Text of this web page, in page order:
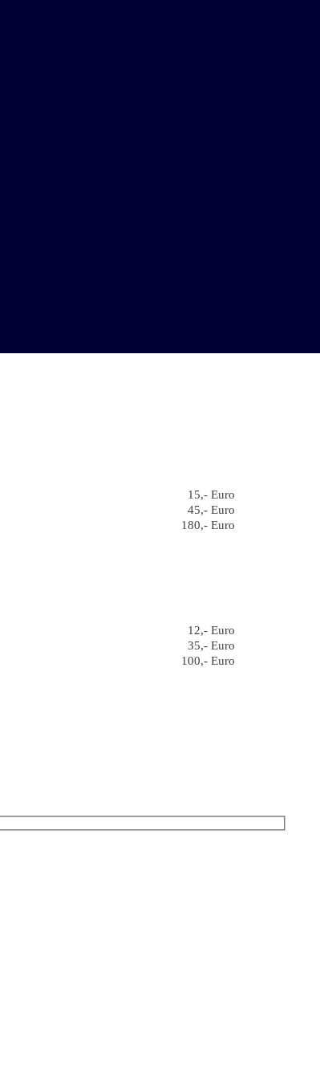
15,- Euro
45,- Euro
180,- Euro
12,- Euro
35,- Euro
100,- Euro